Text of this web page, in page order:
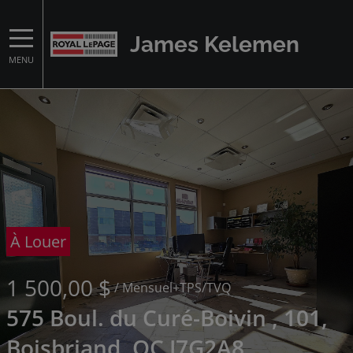
MENU
James Kelemen
À Louer
1 500,00 $/ Mensuel+TPS/TVQ
575 Boul. du Curé-Boivin , 101,